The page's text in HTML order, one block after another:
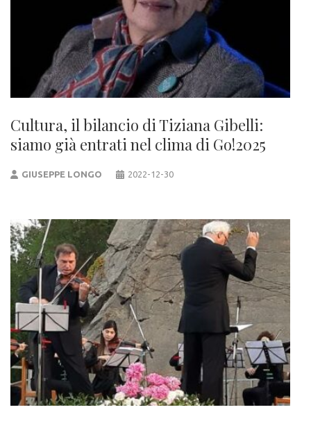
Cultura, il bilancio di Tiziana Gibelli:
siamo già entrati nel clima di Go!2025
GIUSEPPE LONGO 2022-12-30